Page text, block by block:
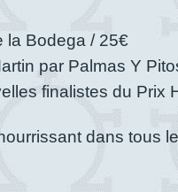
la Bodega / 25€
par Palmas Y
finalistes du
dans tous